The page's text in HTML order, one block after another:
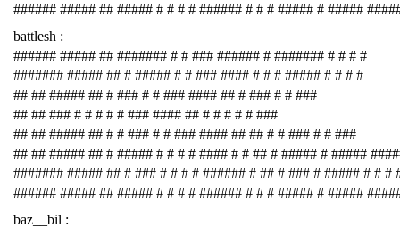
###### ##### ## ##### # # # # ###### # # # ##### # #####
battlesh :
###### ##### ## ####### # # ### ###### # ####### # # # #
####### ##### ## # ##### # # ### #### # # # ##### # # # #
## ## ##### ## # ### # # ### #### ## # ### # # ###
## ## ### # # # # # ### #### ## # # # # # ###
## ## ##### ## # # ### # # ### #### ## ## # # ### # # ###
## ## ##### ## # ##### # # # # #### # # ## # ##### # #####
####### ##### ## # ### # # # # ###### # ## # ### # ##### # # #
###### ##### ## ##### # # # # ###### # # # ##### # #####
baz__bil :